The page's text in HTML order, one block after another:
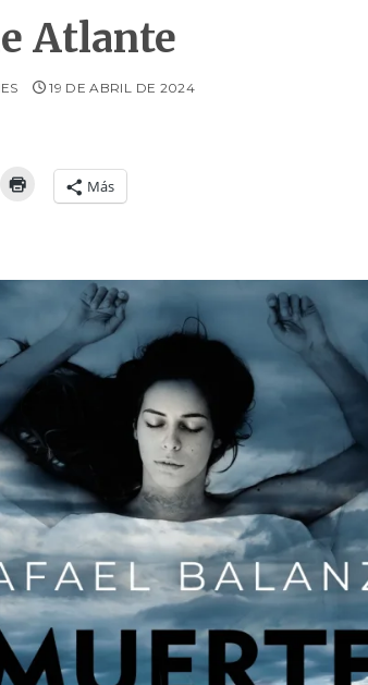
Atlante
Más
19 DE ABRIL DE 2024